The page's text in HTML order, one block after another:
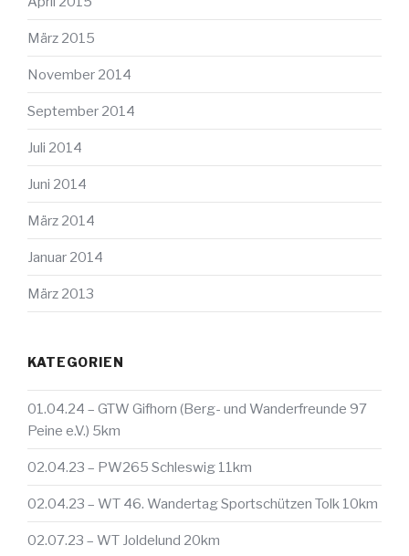
März 2015
November 2014
September 2014
Juli 2014
Juni 2014
März 2014
Januar 2014
März 2013
KATEGORIEN
01.04.24 – GTW Gifhorn (Berg- und Wanderfreunde 97
Peine e.V.) 5km
02.04.23 – PW265 Schleswig 11km
02.04.23 – WT 46. Wandertag Sportschützen Tolk 10km
02.07.23 – WT Joldelund 20km